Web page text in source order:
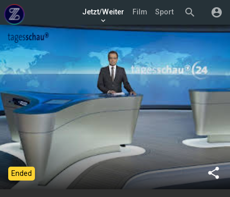
search account_circle
Jetzt/Weiter
keyboard_arrow_down
Film Sport
share
Ended